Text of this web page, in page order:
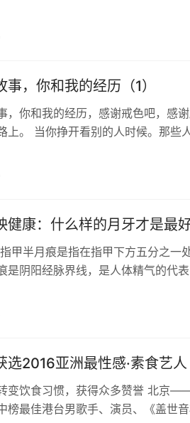
事，你和我的经历（1）
，你和我的经历，感谢戒色吧，感
上。 当你挣开看别的人时候。那些
健康：什么样的月牙才是最好
甲半月痕是指在指甲下方五分之一
是阴阳经脉界线，是人体精气的代
选2016亚洲最性感·素食艺人
变饮食习惯，获得众多赞誉 北京
榜最佳港台男歌手、演员、《盖世